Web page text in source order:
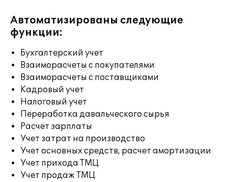
Автоматизированы следующие
функции:
Бухгалтерский учет
Взаиморасчеты с покупателями
Взаиморасчеты с поставщиками
Кадровый учет
Налоговый учет
Переработка давальческого сырья
Расчет зарплаты
Учет затрат на производство
Учет основных средств, расчет амортизации
Учет прихода ТМЦ
Учет продаж ТМЦ